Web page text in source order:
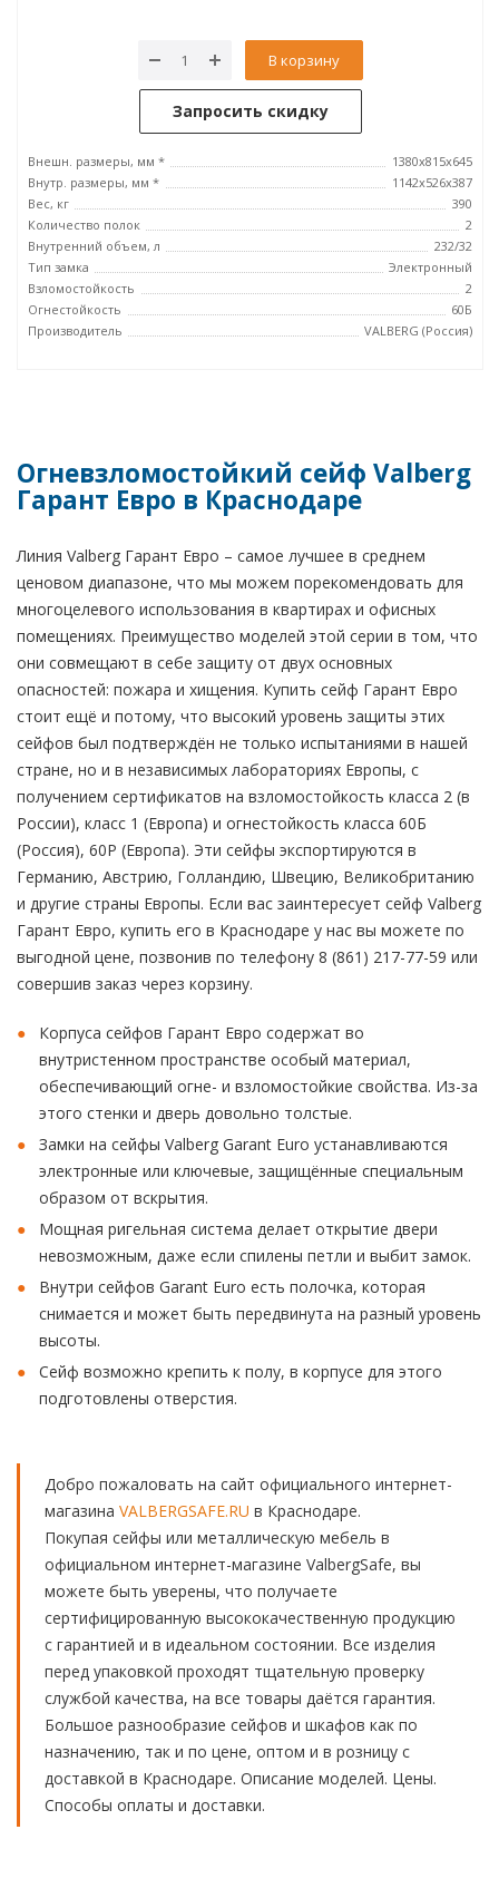
В корзину
Запросить скидку
Внешн. размеры, мм *
1380x815x645
Внутр. размеры, мм *
1142х526х387
Вес, кг
390
Количество полок
2
Внутренний объем, л
232/32
Тип замка
Электронный
Взломостойкость
2
Огнестойкость
60Б
Производитель
VALBERG (Россия)
Огневзломостойкий сейф Valberg
Гарант Евро в Краснодаре
Линия Valberg Гарант Евро – самое лучшее в среднем
ценовом диапазоне, что мы можем порекомендовать для
многоцелевого использования в квартирах и офисных
помещениях. Преимущество моделей этой серии в том, что
они совмещают в себе защиту от двух основных
опасностей: пожара и хищения. Купить сейф Гарант Евро
стоит ещё и потому, что высокий уровень защиты этих
сейфов был подтверждён не только испытаниями в нашей
стране, но и в независимых лабораториях Европы, с
получением сертификатов на взломостойкость класса 2 (в
России), класс 1 (Европа) и огнестойкость класса 60Б
(Россия), 60P (Европа). Эти сейфы экспортируются в
Германию, Австрию, Голландию, Швецию, Великобританию
и другие страны Европы. Если вас заинтересует сейф Valberg
Гарант Евро, купить его в Краснодаре у нас вы можете по
выгодной цене, позвонив по телефону 8 (861) 217-77-59 или
совершив заказ через корзину.
Корпуса сейфов Гарант Евро содержат во
внутристенном пространстве особый материал,
обеспечивающий огне- и взломостойкие свойства. Из-за
этого стенки и дверь довольно толстые.
Замки на сейфы Valberg Garant Euro устанавливаются
электронные или ключевые, защищённые специальным
образом от вскрытия.
Мощная ригельная система делает открытие двери
невозможным, даже если спилены петли и выбит замок.
Внутри сейфов Garant Euro есть полочка, которая
снимается и может быть передвинута на разный уровень
высоты.
Сейф возможно крепить к полу, в корпусе для этого
подготовлены отверстия.
Добро пожаловать на сайт официального интернет-
магазина VALBERGSAFE.RU в Краснодаре.
Покупая сейфы или металлическую мебель в
официальном интернет-магазине ValbergSafe, вы
можете быть уверены, что получаете
сертифицированную высококачественную продукцию
с гарантией и в идеальном состоянии. Все изделия
перед упаковкой проходят тщательную проверку
службой качества, на все товары даётся гарантия.
Большое разнообразие сейфов и шкафов как по
назначению, так и по цене, оптом и в розницу с
доставкой в Краснодаре. Описание моделей. Цены.
Способы оплаты и доставки.